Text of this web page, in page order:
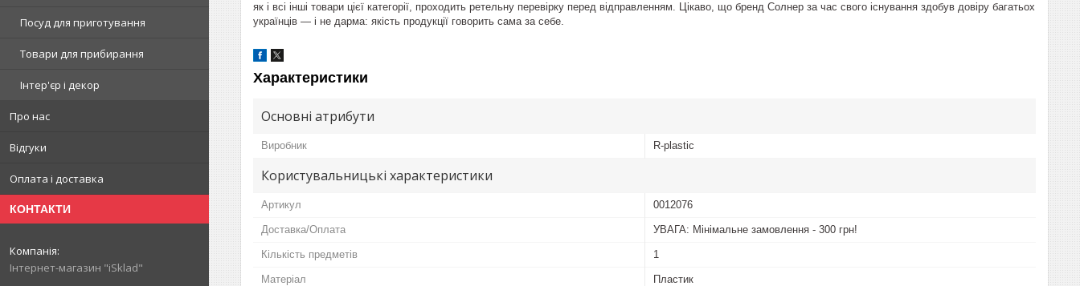
Посуд для приготування
Товари для прибирання
Інтер'єр і декор
Про нас
Відгуки
Оплата і доставка
КОНТАКТИ
Інтернет-магазин "iSklad"
як і всі інші товари цієї категорії, проходить ретельну перевірку перед відправленням. Цікаво, що бренд Солнер за час свого існування здобув довіру багатьох
українців — і не дарма: якість продукції говорить сама за себе.
Характеристики
Основні атрибути
Виробник R-plastic
Користувальницькі характеристики
Артикул 0012076
Доставка/Оплата УВАГА: Мінімальне замовлення - 300 грн!
Кількість предметів 1
Матеріал Пластик